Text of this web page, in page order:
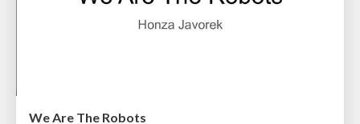
We Are The Robots